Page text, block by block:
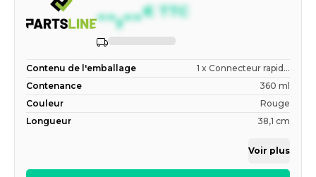
--,--€ TTC
Contenu de l'emballage
1 x Connecteur rapid...
Contenance
360 ml
Couleur
Rouge
Longueur
38,1 cm
Voir plus